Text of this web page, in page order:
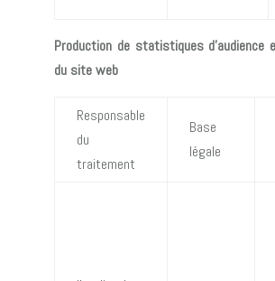
Production de statistiques d’audience
du site web
Responsable
du
traitement
Base
légale